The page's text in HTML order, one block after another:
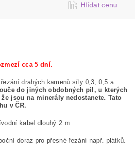
Hlídat cenu
cca 5 dní.
drahých kamenů síly 0,3, 0,5 a
do jiných obdobných pil, u kterých
jsou na minerály nedostanete. Tato
v ČR.
kabel dlouhý 2 m
doraz pro přesné řezání např. plátků.